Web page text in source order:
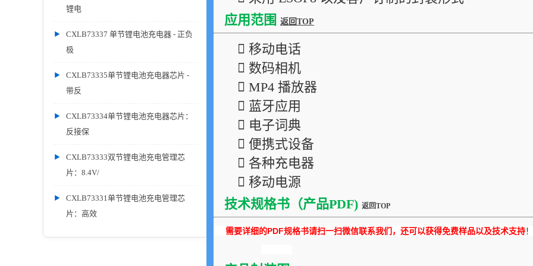
锂电
CXLB73337 单节锂电池充电器 - 正负
极
CXLB73335单节锂电池充电器芯片 -
带反
CXLB73334单节锂电池充电器芯片：
反接保
CXLB73333双节锂电池充电管理芯
片：8.4V/
CXLB73331单节锂电池充电管理芯
片：高效
应用范围 返回TOP
 移动电话
 数码相机
 MP4 播放器
 蓝牙应用
 电子词典
 便携式设备
 各种充电器
 移动电源
技术规格书（产品PDF) 返回TOP
需要详细的PDF规格书请扫一扫微信联系我们，还可以获得免费样品以及技术支持！